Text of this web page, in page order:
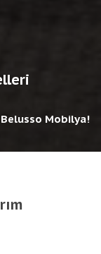
Mobilya!